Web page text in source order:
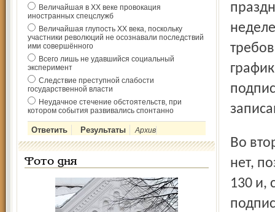
Величайшая в ХХ веке провокация
иностранных спецслужб
Величайшая глупость ХХ века, поскольку
участники революций не осознавали последствий
ими совершённого
Всего лишь не удавшийся социальный
эксперимент
Следствие преступной слабости
государственной власти
Неудачное стечение обстоятельств, при
котором события развивались спонтанно
Архив
Фото дня
Во втором полугодии «красных» праздничных дней почти
нет,
130 и,